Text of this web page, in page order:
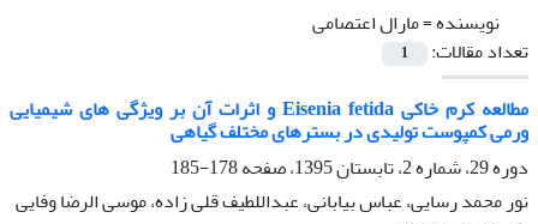
نویسنده =مارال اعتصامی
تعداد مقالات:
1
مطالعه کرم خاکی Eisenia fetida و اثرات آن بر ویژگی های شیمیایی
ورمی کمپوست تولیدی در بسترهای مختلف گیاهی
دوره 29، شماره 2، تابستان 1395، صفحه
178-185
نور محمد رسایی، عباس بیابانی، عبداللطیف قلی زاده، موسی الرضا وفایی